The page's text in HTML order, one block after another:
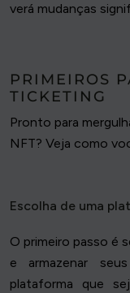
verá mudanças
PRIMEIROS
TICKETING
Pronto para
NFT? Veja como
Escolha de uma
O primeiro passo é
e armazenar
plataforma que